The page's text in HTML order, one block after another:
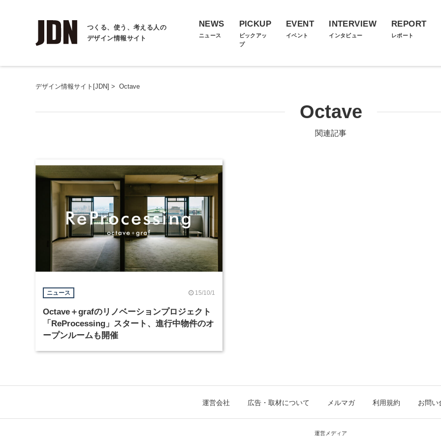
つくる、使う、考える人の
デザイン情報サイト
NEWS
ニュース
PICKUP
ピックアッ
プ
EVENT
イベント
INTERVIEW
インタビュー
REPORT
レポート
デザイン情報サイト[JDN] > Octave
Octave
関連記事
ニュース 15/10/1
Octave＋grafのリノベーションプロジェクト
「ReProcessing」スタート、進行中物件のオ
ープンルームも開催
運営会社 広告・取材について メルマガ 利用規約 お問い
運営メディア